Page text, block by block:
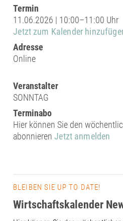
Termin
11.06.2026 | 10:00–11:00 Uhr
Jetzt zum Kalender
Adresse
Online
Veranstalter
SONNTAG
Terminabo
Hier können Sie den
abonnierenJetzt anmelden
BLEIBEN SIE UP TO DATE!
Wirtschaftskalender